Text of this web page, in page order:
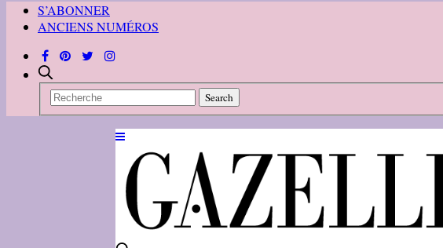
S’ABONNER
ANCIENS NUMÉROS